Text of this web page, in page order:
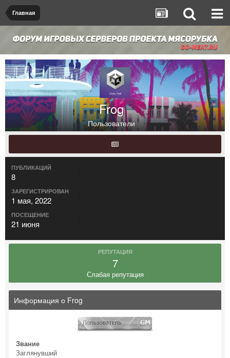
Главная
Frog
Пользователи
ПУБЛИКАЦИЙ
8
ЗАРЕГИСТРИРОВАН
1 мая, 2022
ПОСЕЩЕНИЕ
21 июня
РЕПУТАЦИЯ
7
Слабая репутация
Информация о Frog
Звание
Заглянувший